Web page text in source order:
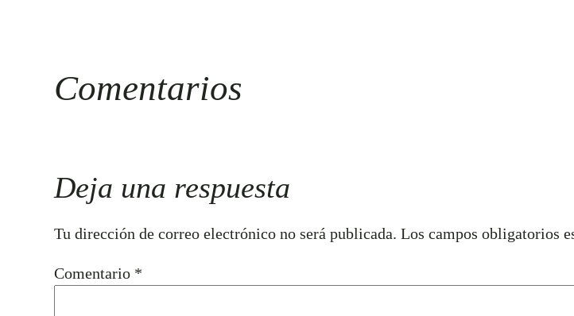
Comentarios
Deja una respuesta
Tu dirección de correo electrónico no será publicada. Los campos obligatorios
Comentario *